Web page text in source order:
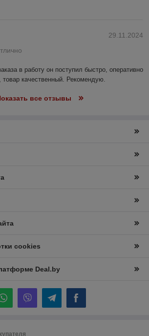
29.11.2024
в работу он поступил быстро, оперативно
товар качественный. Рекомендую.
все отзывы
cookies
Deal.by